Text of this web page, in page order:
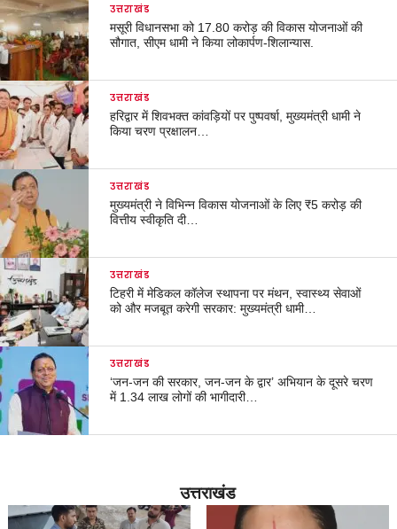
उत्तराखंड
मसूरी विधानसभा को 17.80 करोड़ की विकास योजनाओं की
सौगात, सीएम धामी ने किया लोकार्पण-शिलान्यास.
उत्तराखंड
हरिद्वार में शिवभक्त कांवड़ियों पर पुष्पवर्षा, मुख्यमंत्री धामी ने
किया चरण प्रक्षालन…
उत्तराखंड
मुख्यमंत्री ने विभिन्न विकास योजनाओं के लिए ₹5 करोड़ की
वित्तीय स्वीकृति दी…
उत्तराखंड
टिहरी में मेडिकल कॉलेज स्थापना पर मंथन, स्वास्थ्य सेवाओं
को और मजबूत करेगी सरकार: मुख्यमंत्री धामी…
उत्तराखंड
‘जन-जन की सरकार, जन-जन के द्वार’ अभियान के दूसरे चरण
में 1.34 लाख लोगों की भागीदारी…
उत्तराखंड